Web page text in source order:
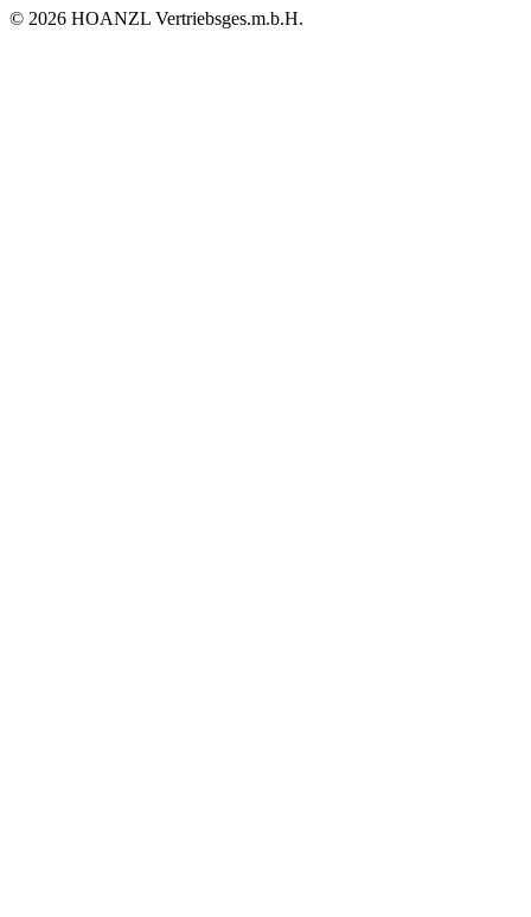
© 2026 HOANZL Vertriebsges.m.b.H.